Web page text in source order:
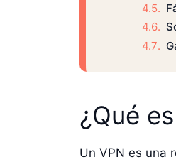
¿Qué
Un VPN es una